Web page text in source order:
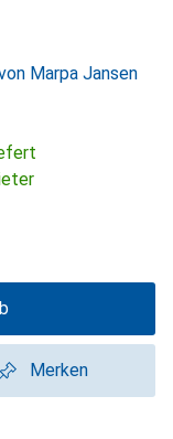
Marpa Jansen
Merken